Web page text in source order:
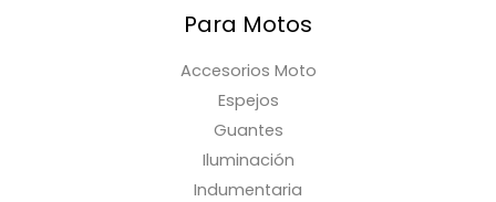
Para Motos
Accesorios Moto
Espejos
Guantes
Iluminación
Indumentaria